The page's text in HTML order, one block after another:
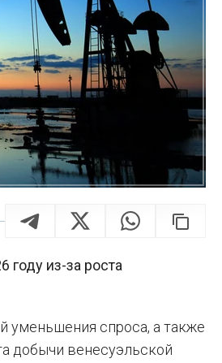
году из-за роста
уменьшения спроса, а также
добычи венесуэльской